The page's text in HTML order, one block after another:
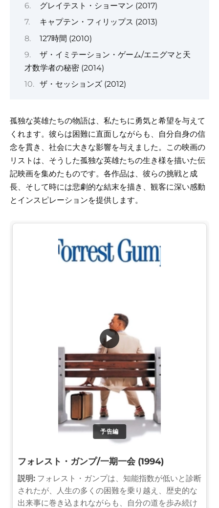
グレイテスト・ショーマン (2017)
キャプテン・フィリップス (2013)
127時間 (2010)
ザ・イミテーション・ゲーム/エニグマと天
才数学者の秘密 (2014)
ザ・セッションズ (2012)
孤独な英雄たちの物語は、私たちに勇気と希望を与えて
くれます。彼らは困難に直面しながらも、自分自身の信
念を貫き、社会に大きな影響を与えました。この映画の
リストは、そうした孤独な英雄たちの生き様を描いた伝
記映画を集めたものです。各作品は、彼らの挑戦と成
長、そして時には悲劇的な結末を描き、観客に深い感動
とインスピレーションを提供します。
予告編
▶
フォレスト・ガンプ/一期一会 (1994)
説明: フォレスト・ガンプは、知能指数が低いと診断
されたが、人生の多くの困難を乗り越え、歴史的な
出来事に巻き込まれながらも、自分の道を歩み続け